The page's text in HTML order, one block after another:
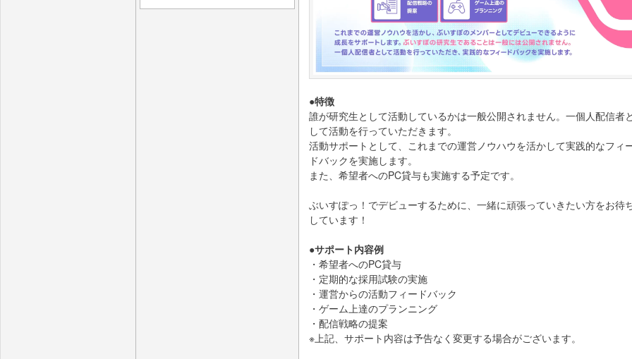
●特徴
誰が研究生として活動しているかは一般公開されません。一個人配信者
して活動を行っていただきます。
活動サポートとして、これまでの運営ノウハウを活かして実践的なフィ
ドバックを実施します。
また、希望者へのPC貸与も実施する予定です。
ぶいすぽっ！でデビューするために、一緒に頑張っていきたい方をお待
しています！
●サポート内容例
・希望者へのPC貸与
・定期的な採用試験の実施
・運営からの活動フィードバック
・ゲーム上達のプランニング
・配信戦略の提案
※上記、サポート内容は予告なく変更する場合がございます。